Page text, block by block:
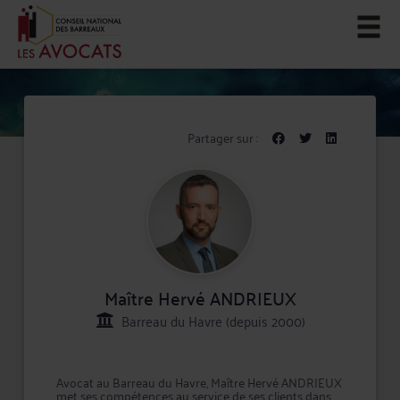
Partager sur :
Maître Hervé ANDRIEUX
Barreau du Havre (depuis 2000)
Avocat au Barreau du Havre, Maître Hervé ANDRIEUX
met ses compétences au service de ses clients dans